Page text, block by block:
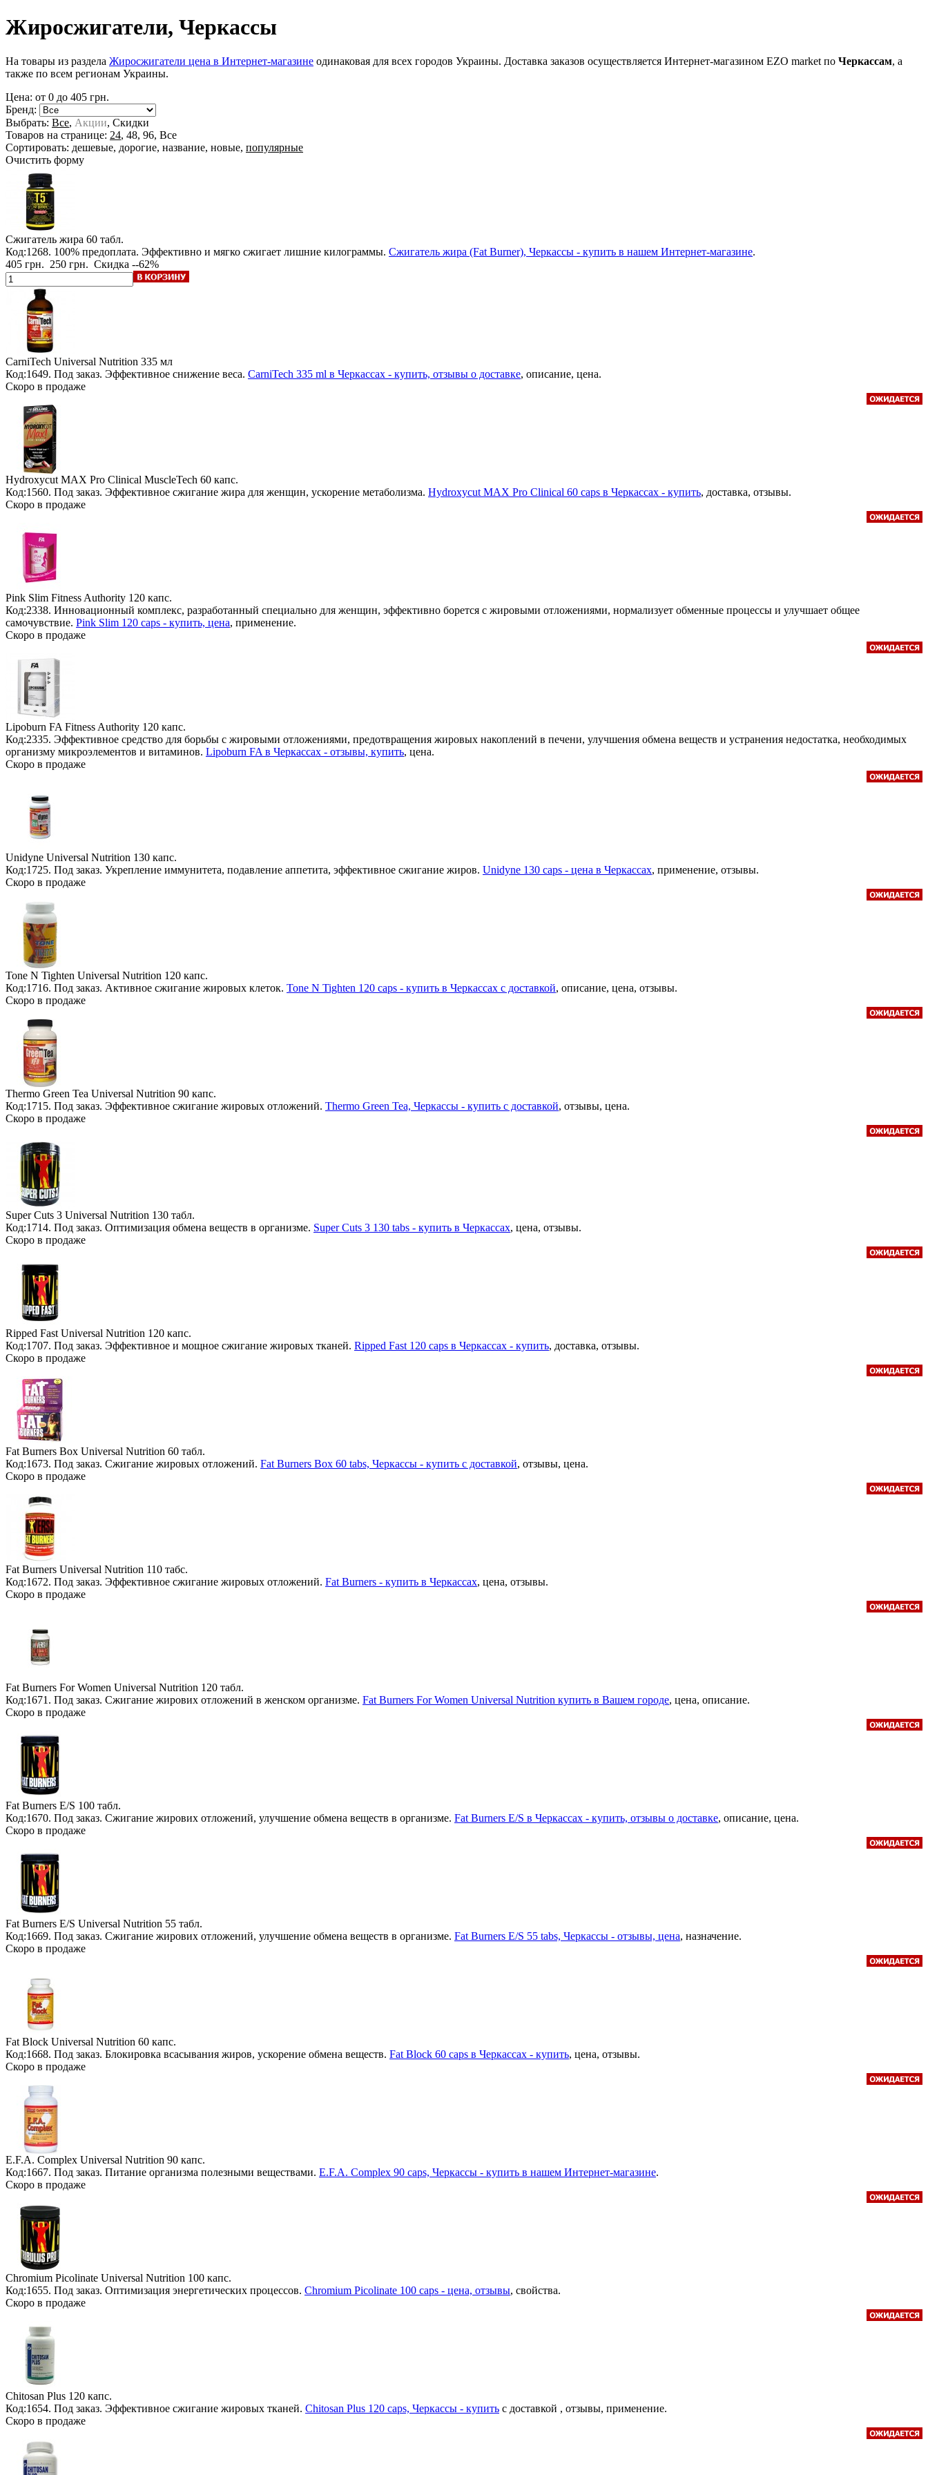
Жиросжигатели, Черкассы
На товары из раздела Жиросжигатели цена в Интернет-магазине одинаковая для всех городов Украины. Доставка заказов осуществляется Интернет-магазином EZO market по Черкассам, а
также по всем регионам Украины.
Цена: от 0 до 405 грн.
Бренд:
Выбрать: Все, Акции, Скидки
Товаров на странице: 24, 48, 96, Все
Сортировать: дешевые, дорогие, название, новые, популярные
Очистить форму
Сжигатель жира 60 табл.
Код:1268. 100% предоплата. Эффективно и мягко сжигает лишние килограммы. Сжигатель жира (Fat Burner), Черкассы - купить в нашем Интернет-магазине.
405 грн. 250 грн. Скидка --62%
CarniTech Universal Nutrition 335 мл
Код:1649. Под заказ. Эффективное снижение веса. CarniTech 335 ml в Черкассах - купить, отзывы о доставке, описание, цена.
Скоро в продаже
Hydroxycut MAX Pro Clinical MuscleTech 60 капс.
Код:1560. Под заказ. Эффективное сжигание жира для женщин, ускорение метаболизма. Hydroxycut MAX Pro Clinical 60 caps в Черкассах - купить, доставка, отзывы.
Скоро в продаже
Pink Slim Fitness Authority 120 капс.
Код:2338. Инновационный комплекс, разработанный специально для женщин, эффективно борется с жировыми отложениями, нормализует обменные процессы и улучшает общее
самочувствие. Pink Slim 120 caps - купить, цена, применение.
Скоро в продаже
Lipoburn FA Fitness Authority 120 капс.
Код:2335. Эффективное средство для борьбы с жировыми отложениями, предотвращения жировых накоплений в печени, улучшения обмена веществ и устранения недостатка, необходимых
организму микроэлементов и витаминов. Lipoburn FA в Черкассах - отзывы, купить, цена.
Скоро в продаже
Unidyne Universal Nutrition 130 капс.
Код:1725. Под заказ. Укрепление иммунитета, подавление аппетита, эффективное сжигание жиров. Unidyne 130 caps - цена в Черкассах, применение, отзывы.
Скоро в продаже
Tone N Tighten Universal Nutrition 120 капс.
Код:1716. Под заказ. Активное сжигание жировых клеток. Tone N Tighten 120 caps - купить в Черкассах с доставкой, описание, цена, отзывы.
Скоро в продаже
Thermo Green Tea Universal Nutrition 90 капс.
Код:1715. Под заказ. Эффективное сжигание жировых отложений. Thermo Green Tea, Черкассы - купить с доставкой, отзывы, цена.
Скоро в продаже
Super Cuts 3 Universal Nutrition 130 табл.
Код:1714. Под заказ. Оптимизация обмена веществ в организме. Super Cuts 3 130 tabs - купить в Черкассах, цена, отзывы.
Скоро в продаже
Ripped Fast Universal Nutrition 120 капс.
Код:1707. Под заказ. Эффективное и мощное сжигание жировых тканей. Ripped Fast 120 caps в Черкассах - купить, доставка, отзывы.
Скоро в продаже
Fat Burners Box Universal Nutrition 60 табл.
Код:1673. Под заказ. Сжигание жировых отложений. Fat Burners Box 60 tabs, Черкассы - купить с доставкой, отзывы, цена.
Скоро в продаже
Fat Burners Universal Nutrition 110 табс.
Код:1672. Под заказ. Эффективное сжигание жировых отложений. Fat Burners - купить в Черкассах, цена, отзывы.
Скоро в продаже
Fat Burners For Women Universal Nutrition 120 табл.
Код:1671. Под заказ. Сжигание жирових отложений в женском организме. Fat Burners For Women Universal Nutrition купить в Вашем городе, цена, описание.
Скоро в продаже
Fat Burners E/S 100 табл.
Код:1670. Под заказ. Сжигание жирових отложений, улучшение обмена веществ в организме. Fat Burners E/S в Черкассах - купить, отзывы о доставке, описание, цена.
Скоро в продаже
Fat Burners E/S Universal Nutrition 55 табл.
Код:1669. Под заказ. Сжигание жирових отложений, улучшение обмена веществ в организме. Fat Burners E/S 55 tabs, Черкассы - отзывы, цена, назначение.
Скоро в продаже
Fat Block Universal Nutrition 60 капс.
Код:1668. Под заказ. Блокировка всасывания жиров, ускорение обмена веществ. Fat Block 60 caps в Черкассах - купить, цена, отзывы.
Скоро в продаже
E.F.A. Complex Universal Nutrition 90 капс.
Код:1667. Под заказ. Питание организма полезными веществами. E.F.A. Complex 90 caps, Черкассы - купить в нашем Интернет-магазине.
Скоро в продаже
Chromium Picolinate Universal Nutrition 100 капс.
Код:1655. Под заказ. Оптимизация энергетических процессов. Chromium Picolinate 100 caps - цена, отзывы, свойства.
Скоро в продаже
Chitosan Plus 120 капс.
Код:1654. Под заказ. Эффективное сжигание жировых тканей. Chitosan Plus 120 caps, Черкассы - купить с доставкой , отзывы, применение.
Скоро в продаже